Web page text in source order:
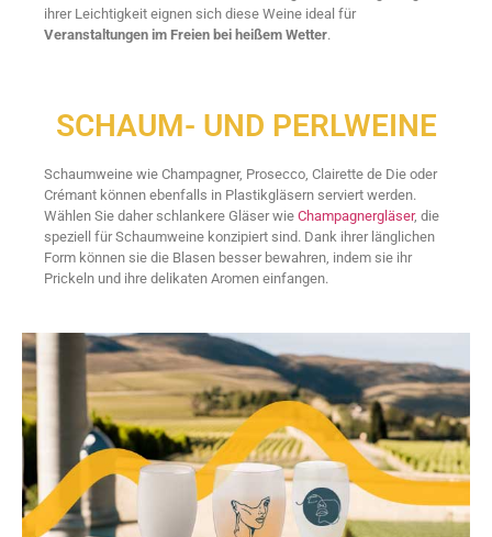
ihrer Leichtigkeit eignen sich diese Weine ideal für
Veranstaltungen im Freien bei heißem Wetter.
SCHAUM- UND PERLWEINE
Schaumweine wie Champagner, Prosecco, Clairette de Die oder
Crémant können ebenfalls in Plastikgläsern serviert werden.
Wählen Sie daher schlankere Gläser wie Champagnergläser, die
speziell für Schaumweine konzipiert sind. Dank ihrer länglichen
Form können sie die Blasen besser bewahren, indem sie ihr
Prickeln und ihre delikaten Aromen einfangen.